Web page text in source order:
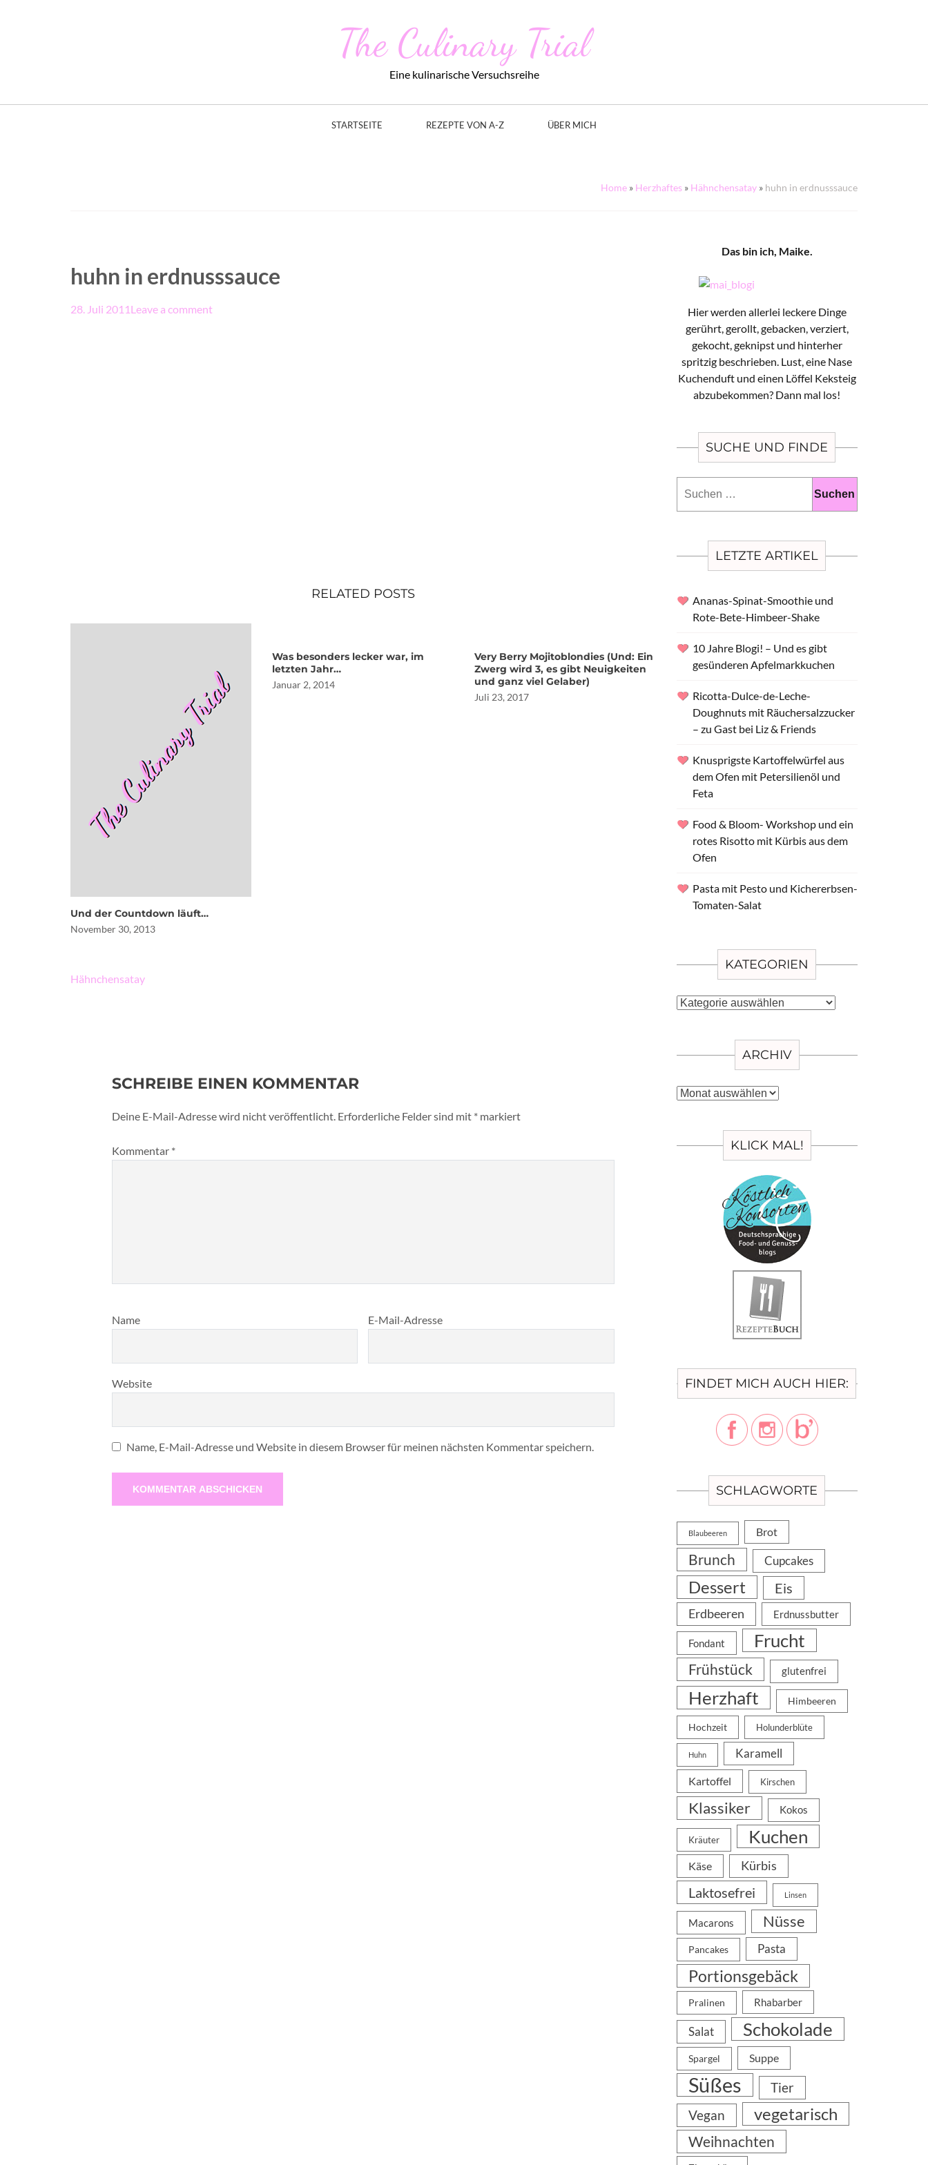
The Culinary Trial
Eine kulinarische Versuchsreihe
STARTSEITE REZEPTE VON A-Z ÜBER MICH
Home » Herzhaftes » Hähnchensatay » huhn in erdnusssauce
huhn in erdnusssauce
28. Juli 2011 Leave a comment
RELATED POSTS
Und der Countdown läuft…
November 30, 2013
Was besonders lecker war, im
letzten Jahr…
Januar 2, 2014
Very Berry Mojitoblondies (Und: Ein
Zwerg wird 3, es gibt Neuigkeiten
und ganz viel Gelaber)
Juli 23, 2017
Beitragsnavigation
Hähnchensatay
SCHREIBE EINEN KOMMENTAR
Deine E-Mail-Adresse wird nicht veröffentlicht. Erforderliche Felder sind mit * markiert
Kommentar *
Name E-Mail-Adresse
Website
Name, E-Mail-Adresse und Website in diesem Browser für meinen nächsten Kommentar speichern.
Das bin ich, Maike.
Hier werden allerlei leckere Dinge
gerührt, gerollt, gebacken, verziert,
gekocht, geknipst und hinterher
spritzig beschrieben. Lust, eine Nase
Kuchenduft und einen Löffel Keksteig
abzubekommen? Dann mal los!
SUCHE UND FINDE
nach:
LETZTE ARTIKEL
Ananas-Spinat-Smoothie und
Rote-Bete-Himbeer-Shake
10 Jahre Blogi! – Und es gibt
gesünderen Apfelmarkkuchen
Ricotta-Dulce-de-Leche-
Doughnuts mit Räuchersalzzucker
– zu Gast bei Liz & Friends
Knusprigste Kartoffelwürfel aus
dem Ofen mit Petersilienöl und
Feta
Food & Bloom- Workshop und ein
rotes Risotto mit Kürbis aus dem
Ofen
Pasta mit Pesto und Kichererbsen-
Tomaten-Salat
KATEGORIEN
Kategorien
ARCHIV
Archiv
KLICK MAL!
FINDET MICH AUCH HIER:
SCHLAGWORTE
Blaubeeren Brot
Brunch Cupcakes
Dessert Eis
Erdbeeren Erdnussbutter
Fondant Frucht
Frühstück glutenfrei
Herzhaft Himbeeren
Hochzeit Holunderblüte
Huhn Karamell
Kartoffel Kirschen
Klassiker Kokos
Kräuter Kuchen
Käse Kürbis
Laktosefrei Linsen
Macarons Nüsse
Pancakes Pasta
Portionsgebäck
Pralinen Rhabarber
Salat Schokolade
Spargel Suppe
Süßes
Tier
Vegan
vegetarisch
Weihnachten